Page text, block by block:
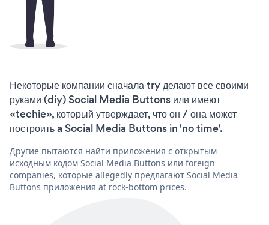
Некоторые компании сначала try делают все своими
руками (diy) Social Media Buttons или имеют
«techie», который утверждает, что он / она может
построить a Social Media Buttons in 'no time'.
Другие пытаются найти приложения с открытым
исходным кодом Social Media Buttons или foreign
companies, которые allegedly предлагают Social Media
Buttons приложения at rock-bottom prices.